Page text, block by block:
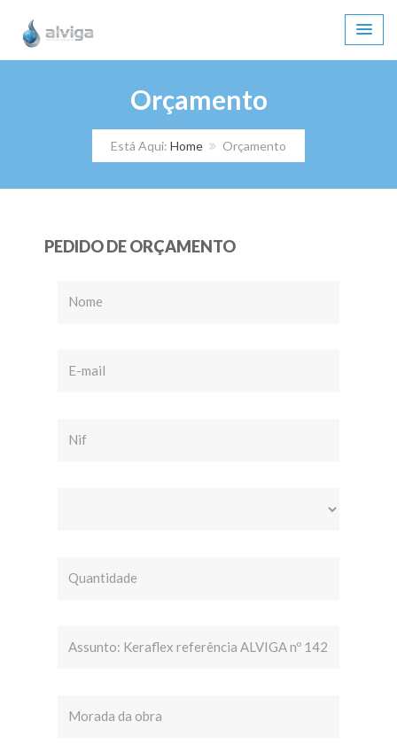
Orçamento
Está Aqui: Home Orçamento
PEDIDO DE ORÇAMENTO